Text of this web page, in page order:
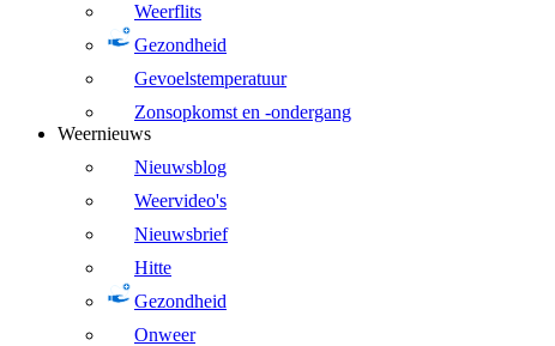
Weerflits
Gezondheid
Gevoelstemperatuur
Zonsopkomst en -ondergang
Weernieuws
Nieuwsblog
Weervideo's
Nieuwsbrief
Hitte
Gezondheid
Onweer